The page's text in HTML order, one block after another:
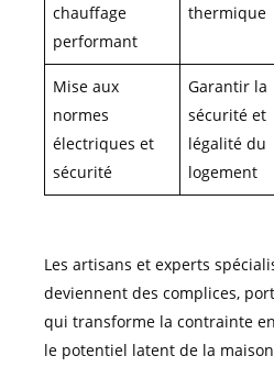
chauffage
performant
thermique
Mise aux
normes
électriques et
sécurité
Garantir la
sécurité et
légalité du
logement
Les artisans et experts
deviennent des complices,
qui transforme la contrainte
le potentiel latent de la